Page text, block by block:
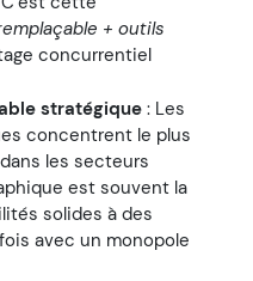
+ outils
concurrentiel
stratégique : Les
concentrent le plus
les secteurs
est souvent la
solides à des
avec un monopole